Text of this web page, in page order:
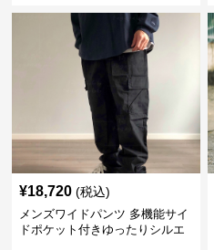
¥18,720 (税込)
メンズワイドパンツ 多機能サイ
ドポケット付きゆったりシルエ